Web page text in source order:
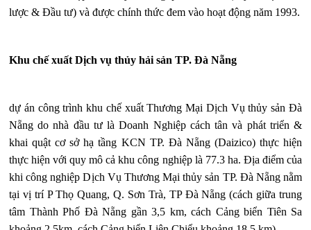
lược & Đầu tư) và được chính thức đem vào hoạt động năm 1993.
Khu chế xuất Dịch vụ thủy hải sản TP. Đà Nẵng
dự án công trình khu chế xuất Thương Mại Dịch Vụ thủy sản Đà
Nẵng do nhà đầu tư là Doanh Nghiệp cách tân và phát triển &
khai quật cơ sở hạ tầng KCN TP. Đà Nẵng (Daizico) thực hiện
thực hiện với quy mô cả khu công nghiệp là 77.3 ha. Địa điểm của
khi công nghiệp Dịch Vụ Thương Mại thủy sản TP. Đà Nẵng nằm
tại vị trí P Thọ Quang, Q. Sơn Trà, TP Đà Nẵng (cách giữa trung
tâm Thành Phố Đà Nẵng gần 3,5 km, cách Cảng biển Tiên Sa